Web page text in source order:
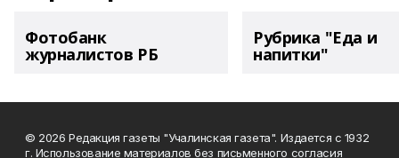
Фотобанк
журналистов РБ
Рубрика "Еда и
напитки"
© 2026 Редакция газеты "Учалинская газета". Издается с 1932
г. Использование материалов без письменного согласия